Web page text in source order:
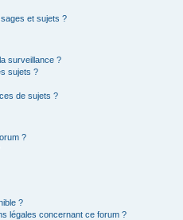
et sujets ?
surveillance ?
sujets ?
de sujets ?
?
?
légales concernant ce forum ?